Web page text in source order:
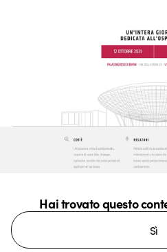
Hai trovato questo
Sì